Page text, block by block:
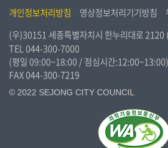
개인정보처리방침 영상정보처리기기방침
(우)30151 세종특별자치시 한누리대로 2120
TEL044-300-7000
(평일 09:00~18:00 / 점심시간:12:00~13:00)
FAX 044-300-7219
© 2022 SEJONG CITY COUNCIL